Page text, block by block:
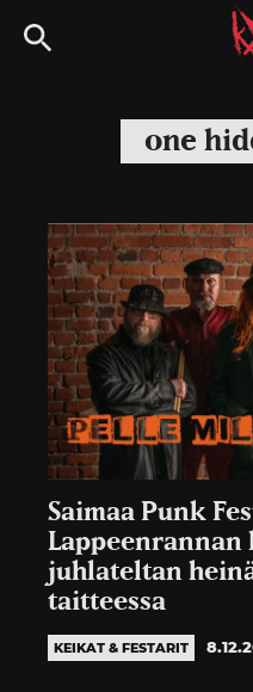
Siirry
suoraan
one
Saimaa Punk
juhlateltan
taitteessa
KEIKAT & FESTARIT